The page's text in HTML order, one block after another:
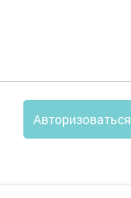
Авторизоваться